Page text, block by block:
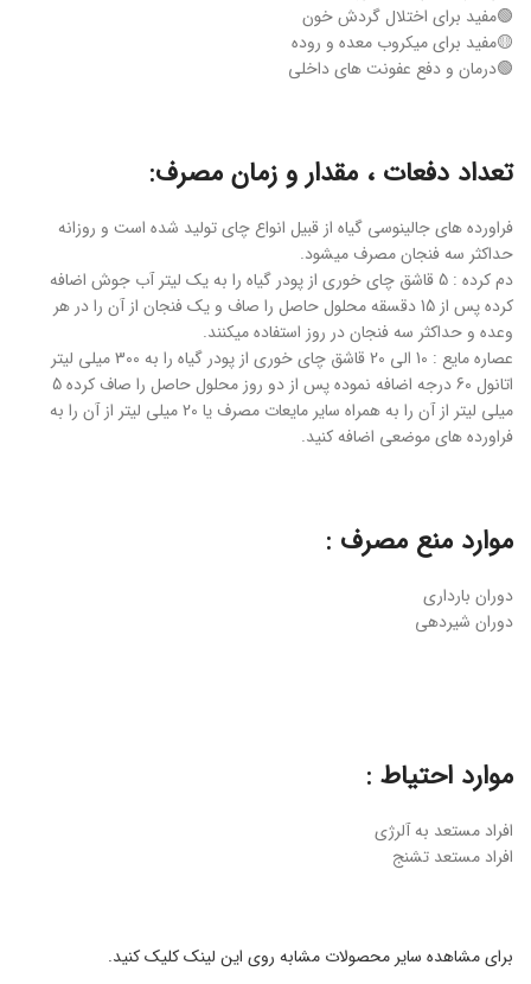
🟢مفید برای اختلال گردش خون
🟡مفید برای میکروب معده و روده
🟢درمان و دفع عفونت های داخلی
تعداد دفعات ، مقدار و زمان مصرف:
فراورده های جالینوسی گیاه از قبیل انواع چای تولید شده است و روزانه
حداکثر سه فنجان مصرف میشود.
دم کرده : 5 قاشق چای خوری از پودر گیاه را به یک لیتر آب جوش اضافه
کرده پس از 15 دقسقه محلول حاصل را صاف و یک فنجان از آن را در هر
وعده و حداکثر سه فنجان در روز استفاده میکنند.
عصاره مایع : 10 الی 20 قاشق چای خوری از پودر گیاه را به 300 میلی لیتر
اتانول 60 درجه اضافه نموده پس از دو روز محلول حاصل را صاف کرده 5
میلی لیتر از آن را به همراه سایر مایعات مصرف یا 20 میلی لیتر از آن را به
فراورده های موضعی اضافه کنید.
موارد منع مصرف :
دوران بارداری
دوران شیردهی
موارد احتیاط :
افراد مستعد به آلرژی
افراد مستعد تشنج
برای مشاهده سایر محصولات مشابه روی این لینک کلیک کنید.